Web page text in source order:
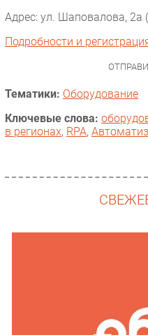
Адрес: ул. Шаповалова, 2а
Подробности и
Тематики: Оборудование
Ключевые слова:
в регионах, RPA,